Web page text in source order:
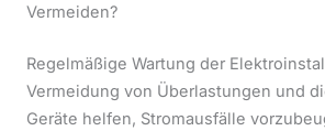
Vermeiden?
Regelmäßige Wartung der
Vermeidung von Überlastungen und
Geräte helfen, Stromausfälle